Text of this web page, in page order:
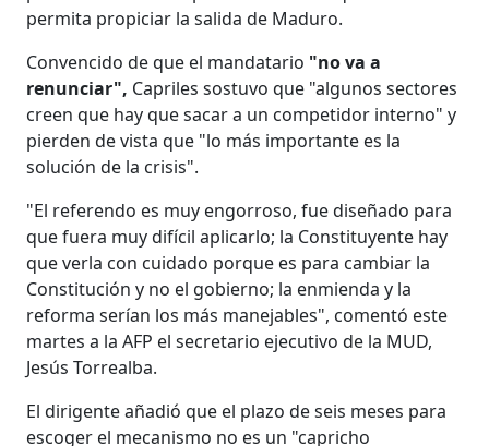
permita propiciar la salida de Maduro.
Convencido de que el mandatario "no va a
renunciar", Capriles sostuvo que "algunos sectores
creen que hay que sacar a un competidor interno" y
pierden de vista que "lo más importante es la
solución de la crisis".
"El referendo es muy engorroso, fue diseñado para
que fuera muy difícil aplicarlo; la Constituyente hay
que verla con cuidado porque es para cambiar la
Constitución y no el gobierno; la enmienda y la
reforma serían los más manejables", comentó este
martes a la AFP el secretario ejecutivo de la MUD,
Jesús Torrealba.
El dirigente añadió que el plazo de seis meses para
escoger el mecanismo no es un "capricho